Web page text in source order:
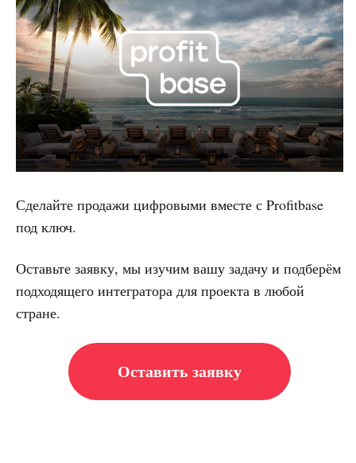
Сделайте продажи цифровыми вместе с Profitbase
под ключ.
Оставьте заявку, мы изучим вашу задачу и подберём
подходящего интегратора для проекта в любой
стране.
Оставить заявку